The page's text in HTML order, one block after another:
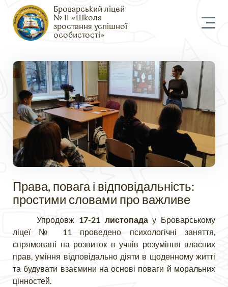
Броварський ліцей
№ 11 «Школа
зростання успішної
особистості»
Права, повага і відповідальність:
простими словами про важливе
Упродовж 17-21 листопадау Броварському
ліцеї № 11
проведено психологічні заняття,
спрямовані на розвиток в учнів розуміння власних
прав, уміння відповідально діяти в щоденному житті
та будувати взаємини на основі поваги й моральних
цінностей.